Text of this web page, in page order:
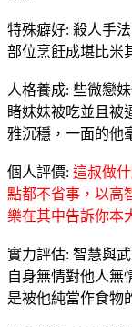
特殊癖好: 殺人手
部位烹飪成堪比米
人格養成: 些微戀
睹妹妹被吃並且被
雅沉穩，一面的他
個人評價: 這叔做
點都不省事，以高
樂在其中告訴你本
實力評估: 智慧與
自身無情對他人無
是被他純當作食物